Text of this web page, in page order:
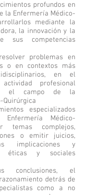
profundos en
la Enfermería Médico-
mediante la
la innovación y la
sus competencias
problemas en
o en contextos más
en el
profesional
el campo de la
Quirúrgica
especializados
Médico-
temas complejos,
o emitir juicios,
implicaciones y
éticas y sociales
conclusiones, el
detrás de
como a no